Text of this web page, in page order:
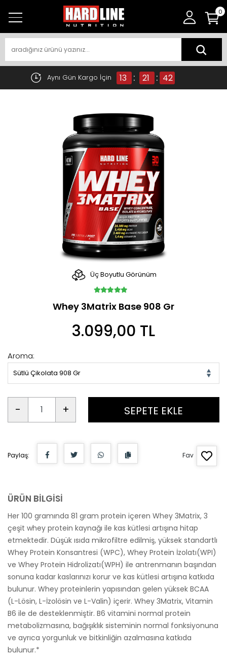
0
Aynı Gün Kargo İçin 13 : 21 : 42
Üç Boyutlu Görünüm
Whey 3Matrix Base 908 Gr
3.099,00 TL
Aroma:
Sütlü Çikolata 908 Gr
- + SEPETE EKLE
Paylaş: Fav
ÜRÜN BİLGİSİ
Her 100 gramında 81 gram protein içeren Whey 3Matrix, 3
çeşit whey protein kaynağı ile kas kütlesi artışına hitap
etmektedir. Düşük ısıda mikrofiltre edilmiş, yüksek standartlı
Whey Protein Konsantresi (WPC), Whey Protein İzolatı(WPI)
ve Whey Protein Hidrolizatı(WPH) ile antrenmanın başından
sonuna kadar kaslarınızı korur ve kas kütlesi artışına katkıda
bulunur. Whey proteinlerin yapısından gelen yüksek BCAA
(L-Lösin, L-İzolösin ve L-Valin) içerir. Whey 3Matrix, Vitamin
B6 ile de desteklenmiştir. B6 vitamini normal protein
metabolizmasına, bağışıklık sisteminin normal fonksiyonuna
ve ayrıca yorgunluk ve bitkinliğin azalmasına katkıda
bulunur.*